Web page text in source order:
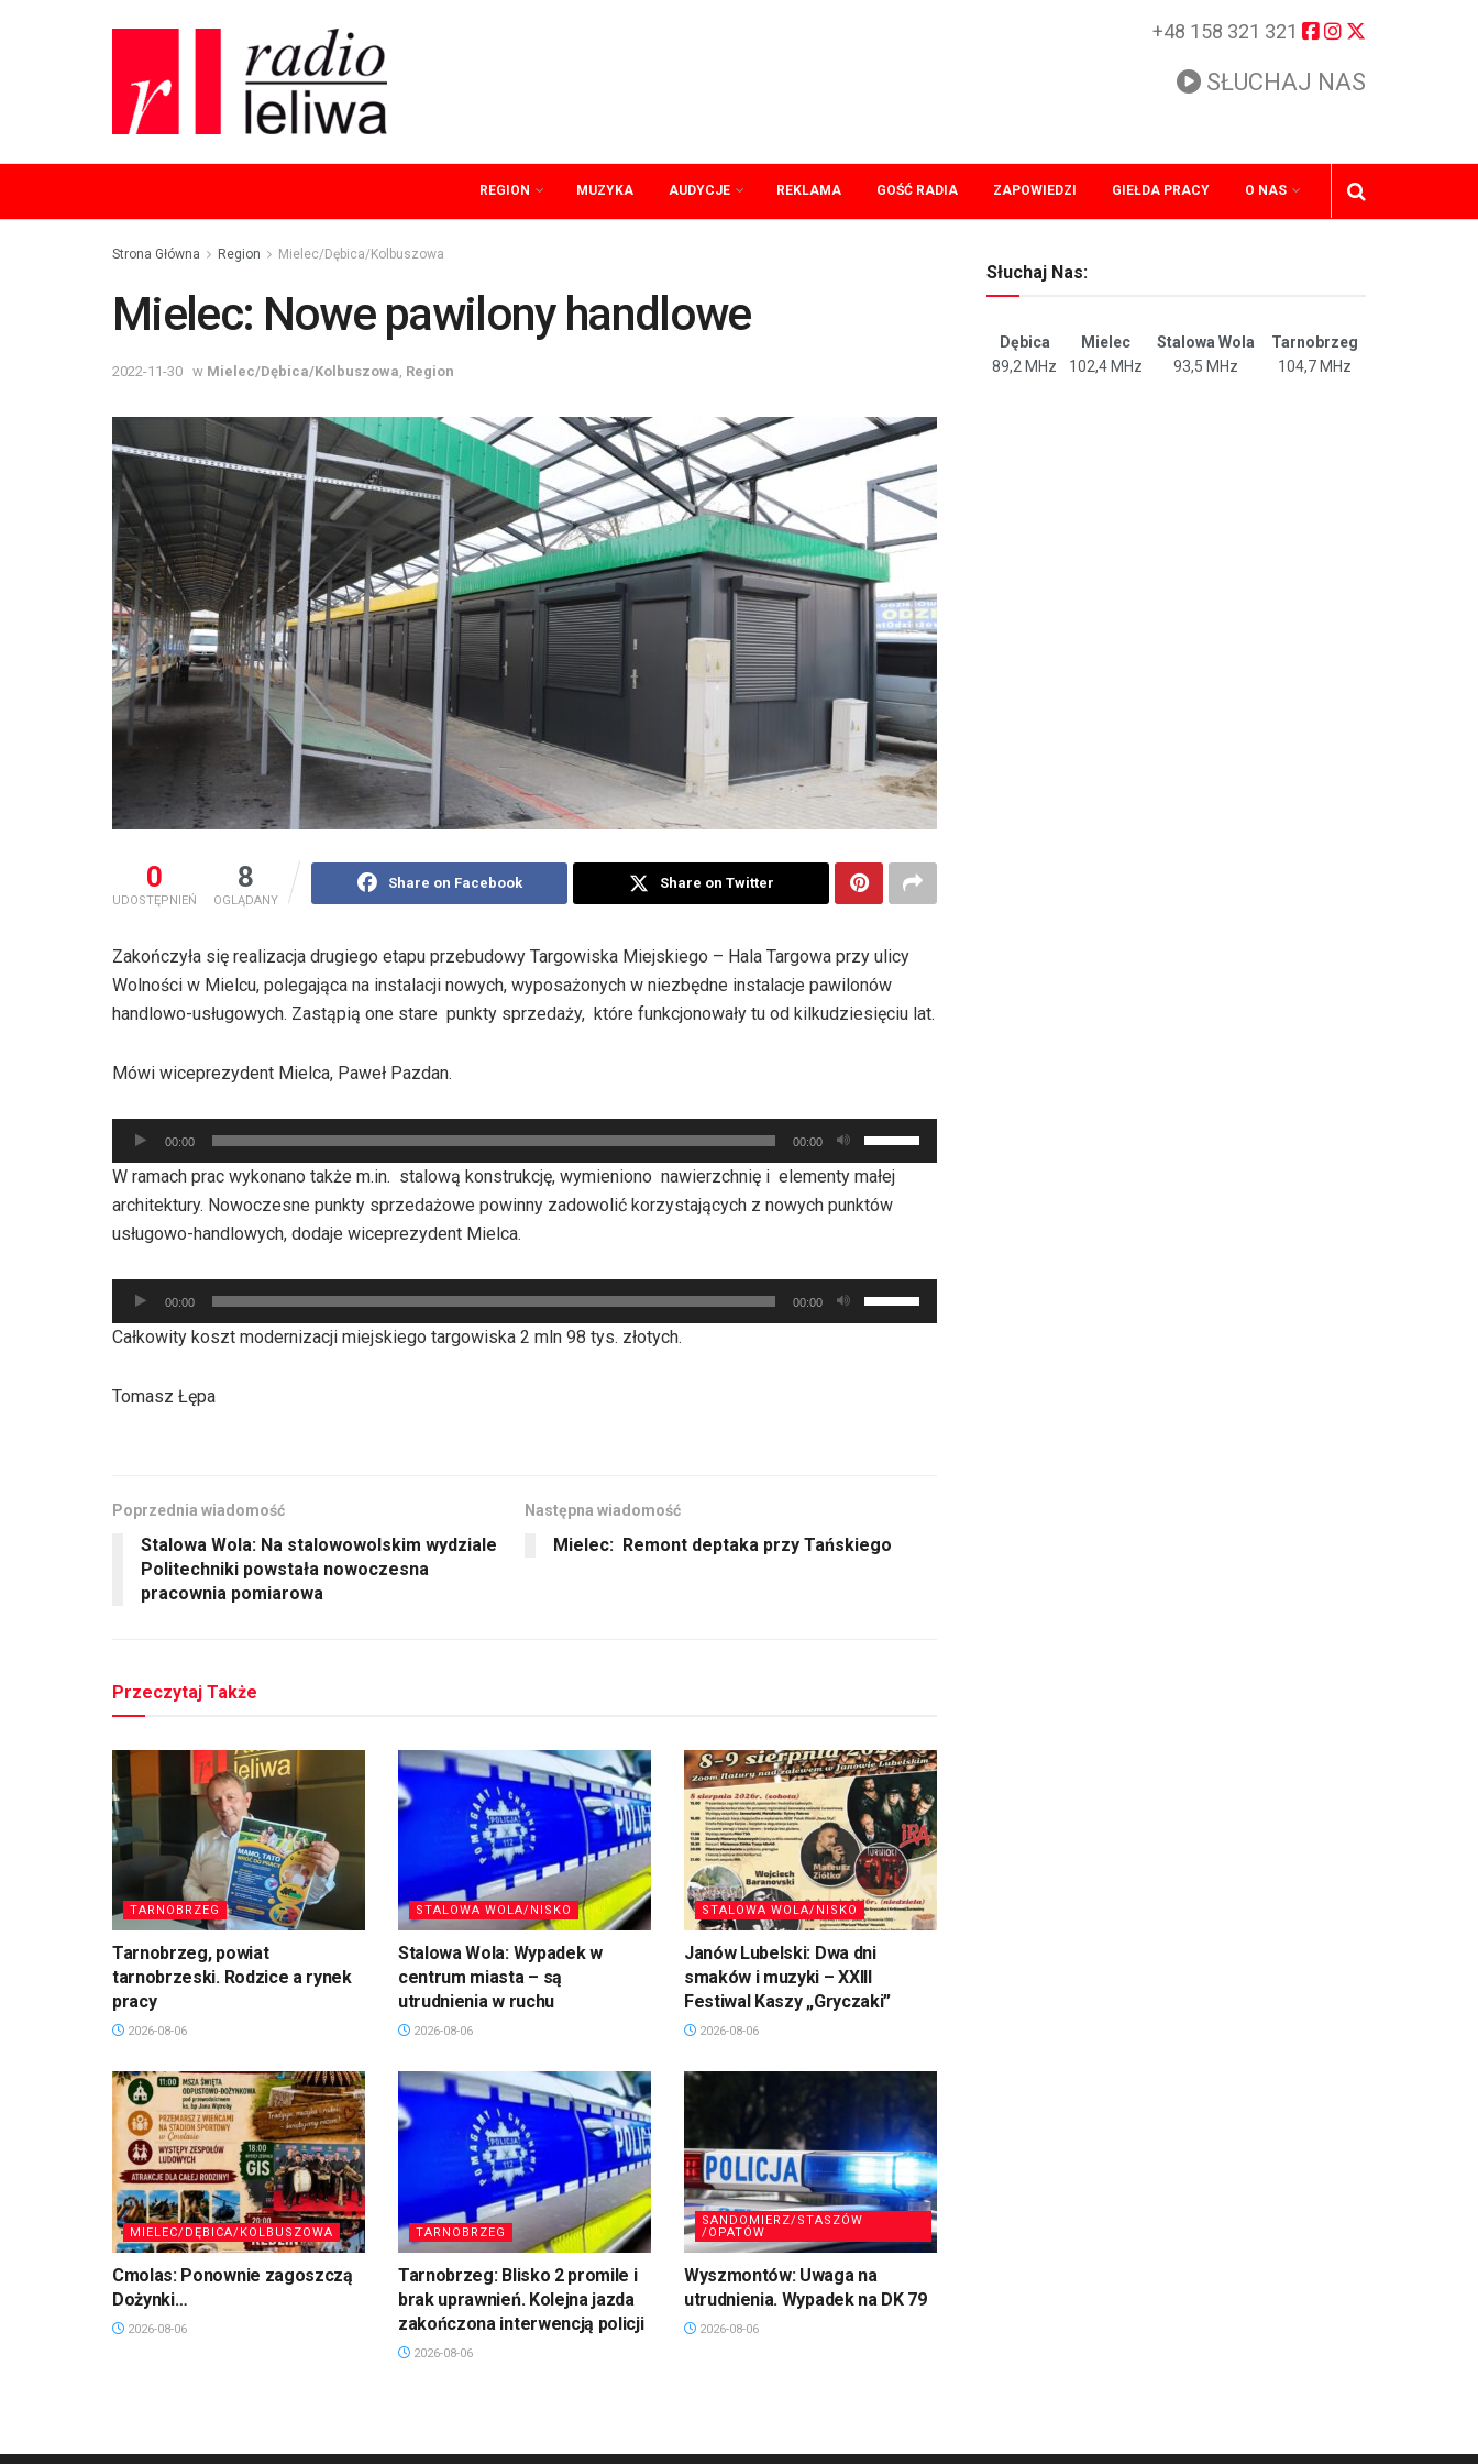
+48 158 321 321
SŁUCHAJ NAS
REGION MUZYKA AUDYCJE REKLAMA GOŚĆ RADIA ZAPOWIEDZI GIEŁDA PRACY O NAS
Strona Główna Region Mielec/Dębica/Kolbuszowa
Mielec: Nowe pawilony handlowe
2022-11-30 w Mielec/Dębica/Kolbuszowa Region
0
UDOSTĘPNIEŃ
8
OGLĄDANY
Share on Facebook Share on Twitter
Zakończyła się realizacja drugiego etapu przebudowy Targowiska Miejskiego – Hala Targowa przy ulicy
Wolności w Mielcu, polegająca na instalacji nowych, wyposażonych w niezbędne instalacje pawilonów
handlowo-usługowych. Zastąpią one stare punkty sprzedaży, które funkcjonowały tu od kilkudziesięciu lat.
Mówi wiceprezydent Mielca, Paweł Pazdan.
Odtwarzacz
plików
dźwiękowych
00:00 00:00
strzałek
do
góry
dołu
W ramach prac wykonano także m.in. stalową konstrukcję, wymieniono nawierzchnię i elementy małej
architektury. Nowoczesne punkty sprzedażowe powinny zadowolić korzystających z nowych punktów
usługowo-handlowych, dodaje wiceprezydent Mielca.
Odtwarzacz
plików
dźwiękowych
00:00 00:00
strzałek
lub
Całkowity koszt modernizacji miejskiego targowiska 2 mln 98 tys. złotych.
Tomasz Łępa
Poprzednia wiadomość
Stalowa Wola: Na stalowowolskim wydziale
Politechniki powstała nowoczesna
pracownia pomiarowa
Następna wiadomość
Mielec: Remont deptaka przy Tańskiego
Przeczytaj Także
TARNOBRZEG
Tarnobrzeg, powiat
tarnobrzeski. Rodzice a rynek
pracy
2026-08-06
STALOWA WOLA/NISKO
Stalowa Wola: Wypadek w
centrum miasta – są
utrudnienia w ruchu
2026-08-06
STALOWA WOLA/NISKO
Janów Lubelski: Dwa dni
smaków i muzyki – XXIII
Festiwal Kaszy „Gryczaki”
2026-08-06
MIELEC/DĘBICA/KOLBUSZOWA
Cmolas: Ponownie zagoszczą
Dożynki…
2026-08-06
TARNOBRZEG
Tarnobrzeg: Blisko 2 promile i
brak uprawnień. Kolejna jazda
zakończona interwencją policji
2026-08-06
SANDOMIERZ/STASZÓW
/OPATÓW
Wyszmontów: Uwaga na
utrudnienia. Wypadek na DK 79
2026-08-06
Słuchaj Nas:
Dębica Mielec Stalowa Wola
Tarnobrzeg
89,2 MHz
102,4 MHz 93,5 MHz 104,7 MHz